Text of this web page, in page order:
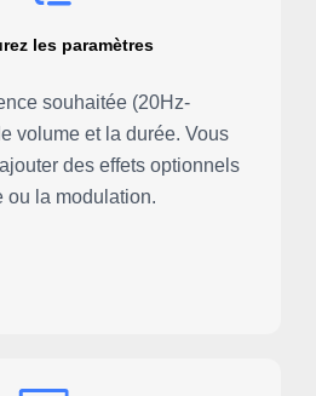
les paramètres
souhaitée (20Hz-
volume et la durée. Vous
des effets optionnels
ou la modulation.